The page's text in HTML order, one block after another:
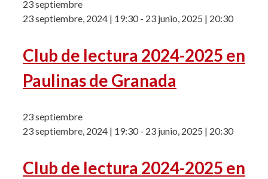
23 septiembre
23 septiembre, 2024 | 19:30- 23 junio, 2025 | 20:30
Club de lectura 2024-2025 en
Paulinas de Granada
23 septiembre
23 septiembre, 2024 | 19:30- 23 junio, 2025 | 20:30
Club de lectura 2024-2025 en